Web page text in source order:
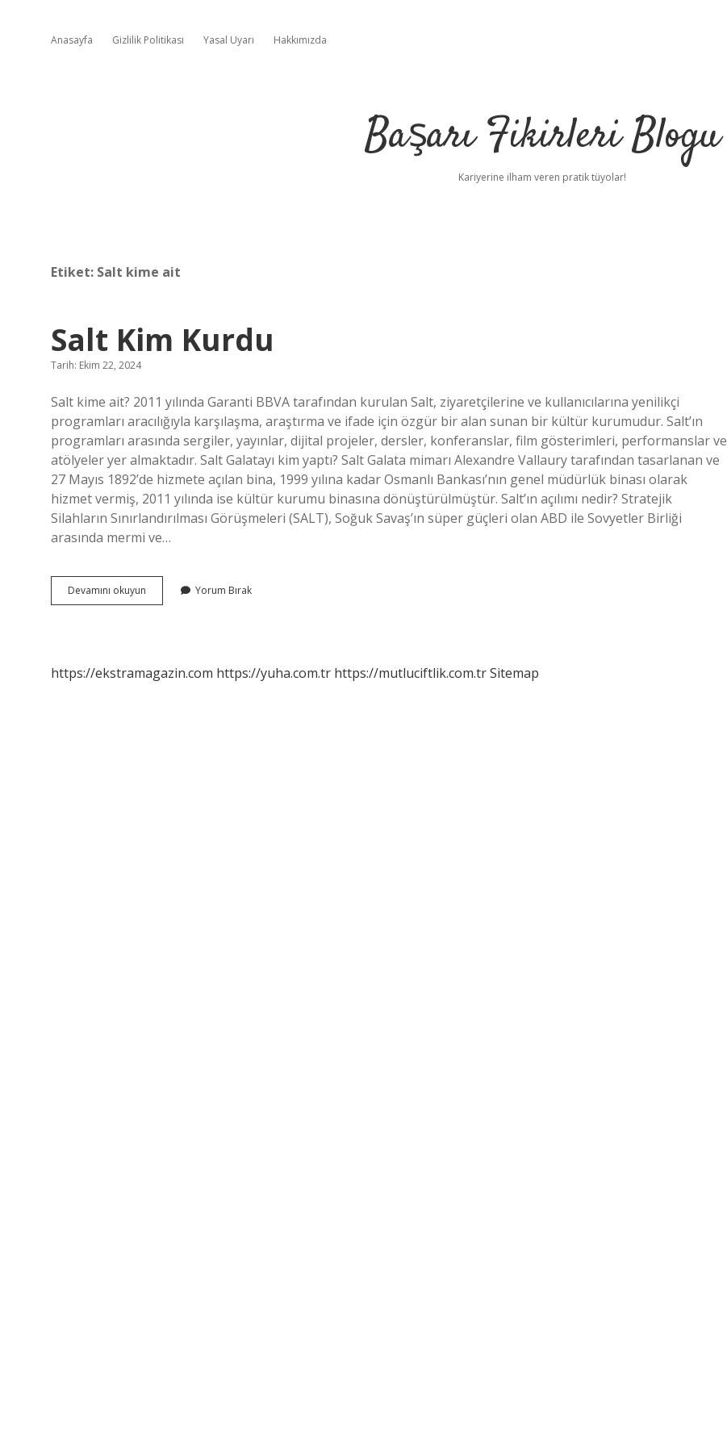
Anasayfa Gizlilik Politikası Yasal Uyarı Hakkımızda
Başarı Fikirleri Blogu
Kariyerine ilham veren pratik tüyolar!
Etiket: Salt kime ait
Salt Kim Kurdu
Tarih: Ekim 22, 2024
Salt kime ait? 2011 yılında Garanti BBVA tarafından kurulan Salt, ziyaretçilerine ve kullanıcılarına yenilikçi
programları aracılığıyla karşılaşma, araştırma ve ifade için özgür bir alan sunan bir kültür kurumudur. Salt’ın
programları arasında sergiler, yayınlar, dijital projeler, dersler, konferanslar, film gösterimleri, performanslar ve
atölyeler yer almaktadır. Salt Galatayı kim yaptı? Salt Galata mimarı Alexandre Vallaury tarafından tasarlanan ve
27 Mayıs 1892’de hizmete açılan bina, 1999 yılına kadar Osmanlı Bankası’nın genel müdürlük binası olarak
hizmet vermiş, 2011 yılında ise kültür kurumu binasına dönüştürülmüştür. Salt’ın açılımı nedir? Stratejik
Silahların Sınırlandırılması Görüşmeleri (SALT), Soğuk Savaş’ın süper güçleri olan ABD ile Sovyetler Birliği
arasında mermi ve…
Devamını okuyun
Kim
Yorum Bırak
https://ekstramagazin.com https://yuha.com.tr https://mutluciftlik.com.trSitemap